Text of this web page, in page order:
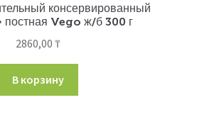
консервированный
постная Vego ж/б 300 г
2860,00 ₸
В корзину